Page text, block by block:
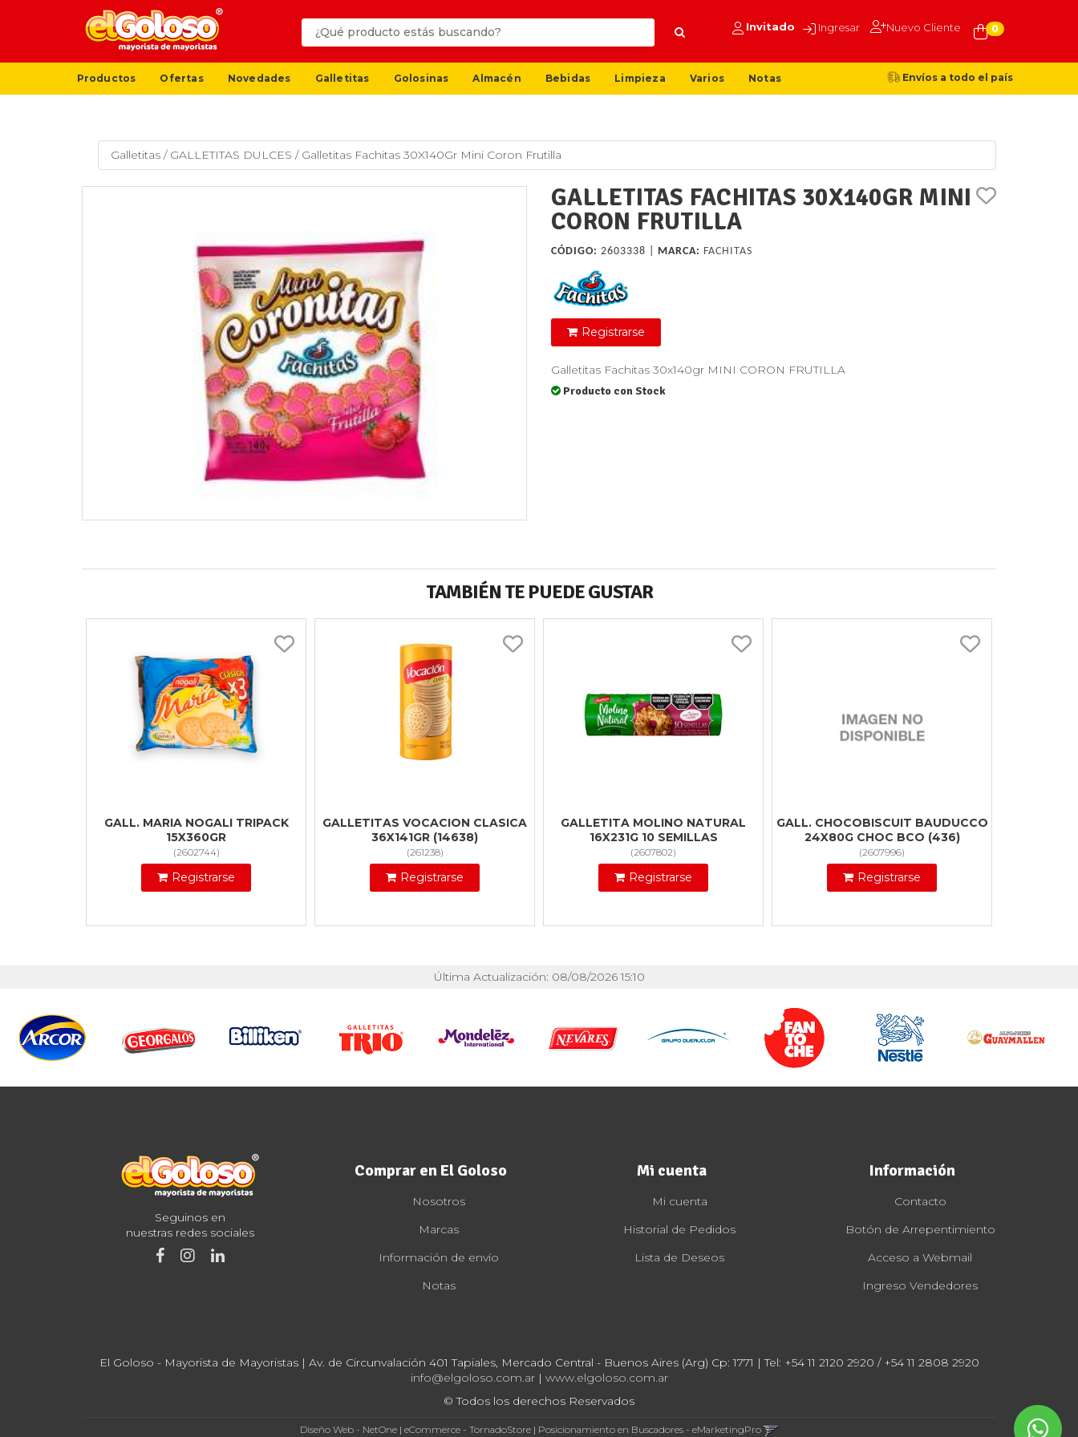
Invitado Ingresar Nuevo Cliente 0
Productos Ofertas Novedades Galletitas Golosinas Almacén Bebidas Limpieza Varios Notas Envíos a todo el país
Galletitas / GALLETITAS DULCES / Galletitas Fachitas 30X140Gr Mini Coron Frutilla
GALLETITAS FACHITAS 30X140GR MINI
CORON FRUTILLA
CÓDIGO: 2603338 | MARCA: FACHITAS
Registrarse
Galletitas Fachitas 30x140gr MINI CORON FRUTILLA
Producto con Stock
TAMBIÉN TE PUEDE GUSTAR
GALL. MARIA NOGALI TRIPACK
15X360GR
(2602744)
Registrarse
GALLETITAS VOCACION CLASICA
36X141GR (14638)
(261238)
Registrarse
GALLETITA MOLINO NATURAL
16X231G 10 SEMILLAS
(2607802)
Registrarse
GALL. CHOCOBISCUIT BAUDUCCO
24X80G CHOC BCO (436)
(2607996)
Registrarse
Última Actualización: 08/08/2026 15:10
Seguinos en
nuestras redes sociales
Comprar en El Goloso
Nosotros
Marcas
Información de envío
Notas
Mi cuenta
Mi cuenta
Historial de Pedidos
Lista de Deseos
Información
Contacto
Botón de Arrepentimiento
Acceso a Webmail
Ingreso Vendedores
El Goloso - Mayorista de Mayoristas | Av. de Circunvalación 401 Tapiales, Mercado Central - Buenos Aires (Arg) Cp: 1771 | Tel: +54 11 2120 2920 / +54 11 2808 2920
info@elgoloso.com.ar| www.elgoloso.com.ar
© Todos los derechos Reservados
Diseño Web - NetOne| eCommerce - TornadoStore| Posicionamiento en Buscadores - eMarketingPro